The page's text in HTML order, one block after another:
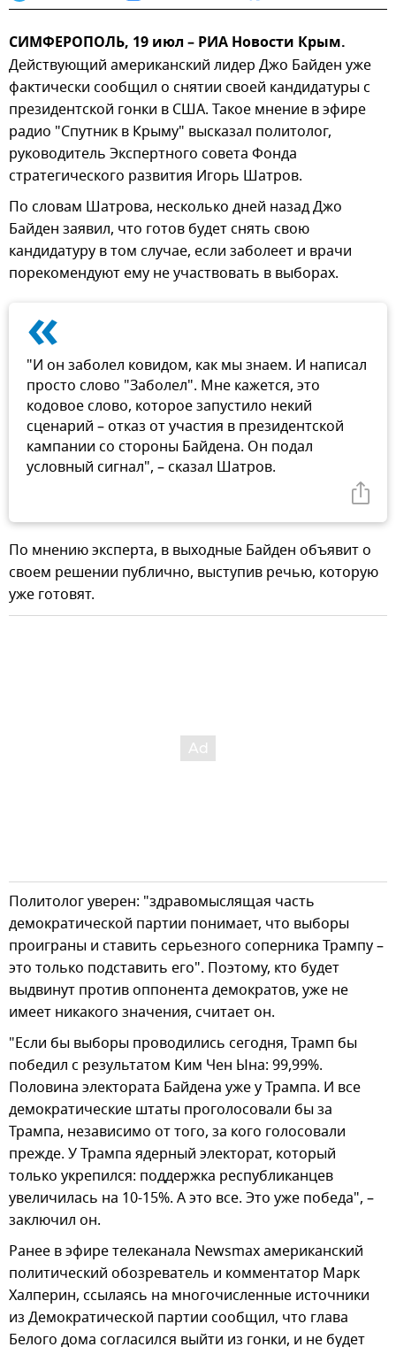
СИМФЕРОПОЛЬ, 19 июл – РИА Новости Крым.
Действующий американский лидер Джо Байден уже
фактически сообщил о снятии своей кандидатуры с
президентской гонки в США. Такое мнение в эфире
радио "Спутник в Крыму" высказал политолог,
руководитель Экспертного совета Фонда
стратегического развития Игорь Шатров.
По словам Шатрова, несколько дней назад Джо
Байден заявил, что готов будет снять свою
кандидатуру в том случае, если заболеет и врачи
порекомендуют ему не участвовать в выборах.
«
"И он заболел ковидом, как мы знаем. И написал
просто слово "Заболел". Мне кажется, это
кодовое слово, которое запустило некий
сценарий – отказ от участия в президентской
кампании со стороны Байдена. Он подал
условный сигнал", – сказал Шатров.
По мнению эксперта, в выходные Байден объявит о
своем решении публично, выступив речью, которую
уже готовят.
Политолог уверен: "здравомыслящая часть
демократической партии понимает, что выборы
проиграны и ставить серьезного соперника Трампу –
это только подставить его". Поэтому, кто будет
выдвинут против оппонента демократов, уже не
имеет никакого значения, считает он.
"Если бы выборы проводились сегодня, Трамп бы
победил с результатом Ким Чен Ына: 99,99%.
Половина электората Байдена уже у Трампа. И все
демократические штаты проголосовали бы за
Трампа, независимо от того, за кого голосовали
прежде. У Трампа ядерный электорат, который
только укрепился: поддержка республиканцев
увеличилась на 10-15%. А это все. Это уже победа", –
заключил он.
Ранее в эфире телеканала Newsmax американский
политический обозреватель и комментатор Марк
Халперин, ссылаясь на многочисленные источники
из Демократической партии сообщил, что глава
Белого дома согласился выйти из гонки, и не будет